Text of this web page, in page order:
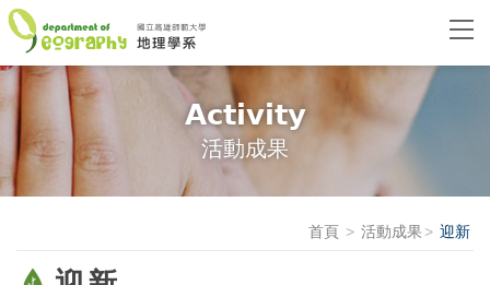
Activity
活動成果
首頁 活動成果 迎新